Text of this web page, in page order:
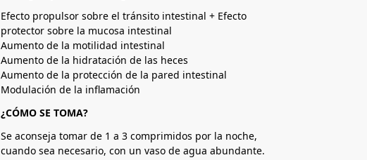
Efecto propulsor sobre el tránsito intestinal + Efecto
protector sobre la mucosa intestinal
Aumento de la motilidad intestinal
Aumento de la hidratación de las heces
Aumento de la protección de la pared intestinal
Modulación de la inflamación
¿CÓMO SE TOMA?
Se aconseja tomar de 1 a 3 comprimidos por la noche,
cuando sea necesario, con un vaso de agua abundante.